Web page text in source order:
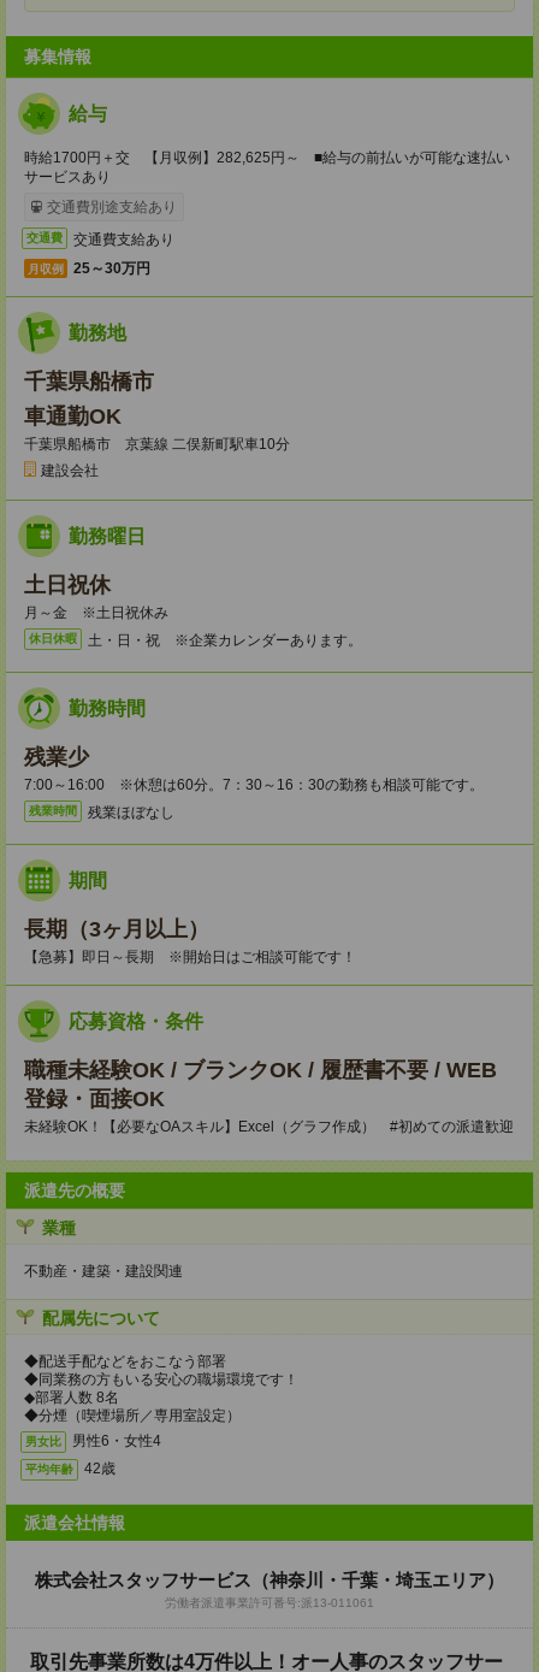
募集情報
給与
時給1700円＋交 【月収例】282,625円～ ■給与の前払いが可能な速払い
サービスあり
交通費別途支給あり
交通費 交通費支給あり
月収例 25～30万円
勤務地
千葉県船橋市
車通勤OK
千葉県船橋市 京葉線 二俣新町駅車10分
建設会社
勤務曜日
土日祝休
月～金 ※土日祝休み
休日休暇 土・日・祝 ※企業カレンダーあります。
勤務時間
残業少
7:00～16:00 ※休憩は60分。7：30～16：30の勤務も相談可能です。
残業時間 残業ほぼなし
期間
長期（3ヶ月以上）
【急募】即日～長期 ※開始日はご相談可能です！
応募資格・条件
職種未経験OK / ブランクOK / 履歴書不要 / WEB
登録・面接OK
未経験OK！【必要なOAスキル】Excel（グラフ作成） #初めての派遣歓迎
派遣先の概要
業種
不動産・建築・建設関連
配属先について
◆配送手配などをおこなう部署
◆同業務の方もいる安心の職場環境です！
◆部署人数 8名
◆分煙（喫煙場所／専用室設定）
男女比 男性6・女性4
平均年齢 42歳
派遣会社情報
株式会社スタッフサービス（神奈川・千葉・埼玉エリア）
労働者派遣事業許可番号:派13-011061
取引先事業所数は4万件以上！オー人事のスタッフサー